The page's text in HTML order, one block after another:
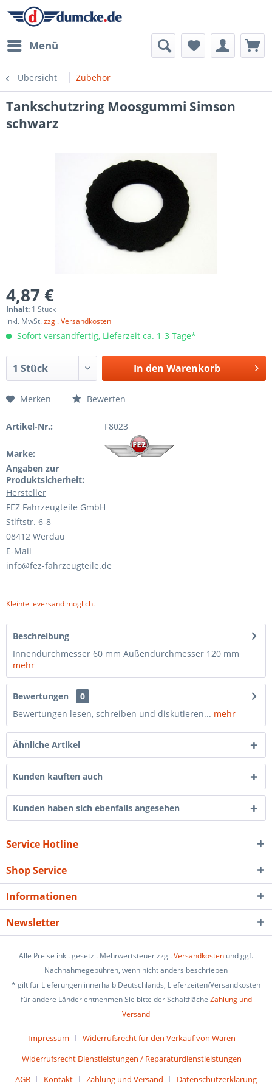
Menü
Übersicht Zubehör
Tankschutzring Moosgummi Simson
schwarz
4,87 €
Inhalt: 1 Stück
inkl. MwSt.zzgl. Versandkosten
Sofort versandfertig, Lieferzeit ca. 1-3 Tage*
In den Warenkorb
Merken Bewerten
Artikel-Nr.: F8023
Marke:
Angaben zur
Produktsicherheit:
Hersteller
FEZ Fahrzeugteile GmbH
Stiftstr. 6-8
08412 Werdau
E-Mail
info@fez-fahrzeugteile.de
Kleinteileversand möglich.
Beschreibung
Innendurchmesser 60 mm Außendurchmesser 120 mm
mehr
Bewertungen
0
Bewertungen lesen, schreiben und diskutieren... mehr
Ähnliche Artikel
Kunden kauften auch
Kunden haben sich ebenfalls angesehen
Service Hotline
Shop Service
Informationen
Newsletter
Alle Preise inkl. gesetzl. Mehrwertsteuer zzgl.Versandkosten und ggf.
Nachnahmegebühren, wenn nicht anders beschrieben
* gilt für Lieferungen innerhalb Deutschlands, Lieferzeiten/Versandkosten
für andere Länder entnehmen Sie bitte der Schaltfläche Zahlung und
Versand
Impressum
Widerrufsrecht für den Verkauf von Waren
Widerrufsrecht Dienstleistungen / Reparaturdienstleistungen
AGB
Kontakt Zahlung und Versand Datenschutzerklärung